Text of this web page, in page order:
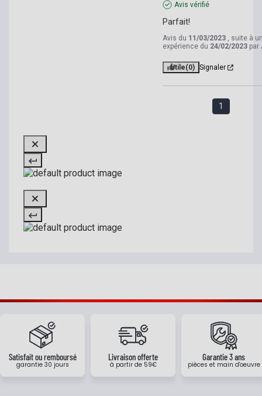
Avis vérifié
Parfait!
Avis du 11/03/2023 , suite à
expérience du 24/02/2023 par
Utile(0) Signaler
1
Satisfait ou remboursé
garantie 30 jours
Livraison offerte
à partir de 59€
Garantie 3 ans
pièces et main d'oeuvre